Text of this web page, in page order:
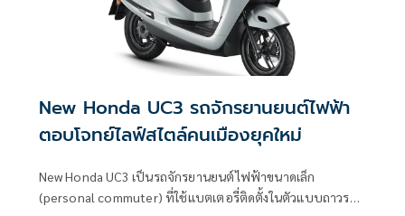
New Honda UC3 รถจักรยานยนต์ไฟฟ้า
ตอบโจทย์ไลฟ์สไตล์คนเมืองยุคใหม่
New Honda UC3 เป็นรถจักรยานยนต์ไฟฟ้าขนาดเล็ก
(personal commuter) ที่ใช้แบตเตอรี่ติดตั้งในตัวแบบถาวร